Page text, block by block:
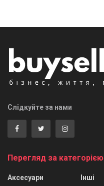
Слідкуйте за нами
Перегляд за категорією
Аксесуари
Інші